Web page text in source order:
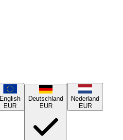
English
EUR
Deutschland
EUR
Nederland
EUR